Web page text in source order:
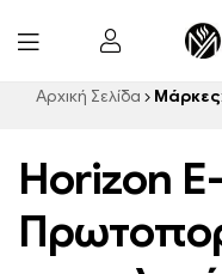
Αρχική Σελίδα Μάρκες
Horizon